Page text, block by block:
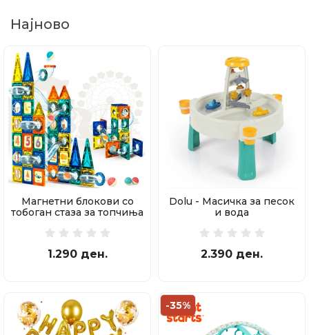
Најново
Магнетни блокови со
тобоган стаза за топчиња
1.290 ден.
Dolu - Масичка за песок
и вода
2.390 ден.
-35%